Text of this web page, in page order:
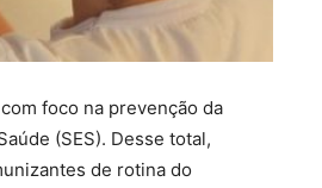
foco na prevenção da
(SES). Desse total,
de rotina do